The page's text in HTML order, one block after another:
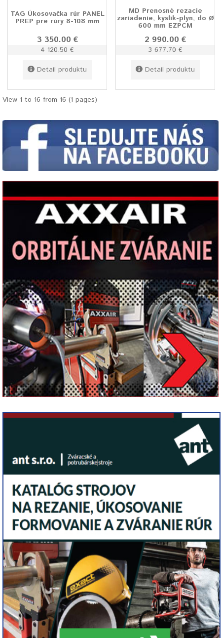
TAG Úkosovačka rúr PANEL
PREP pre rúry 8-108 mm
3 350.00 €
4 120.50 €
Detail produktu
MD Prenosné rezacie
zariadenie, kyslík-plyn, do Ø
600 mm EZPCM
2 990.00 €
3 677.70 €
Detail produktu
View 1 to 16 from 16 (1 pages)